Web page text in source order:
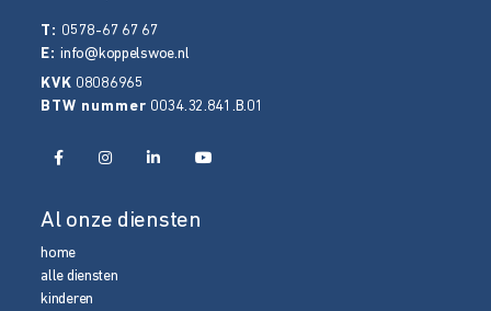
T: 0578-67 67 67
E:info@koppelswoe.nl
KVK 08086965
BTW nummer 0034.32.841.B.01
Al onze diensten
home
alle diensten
kinderen